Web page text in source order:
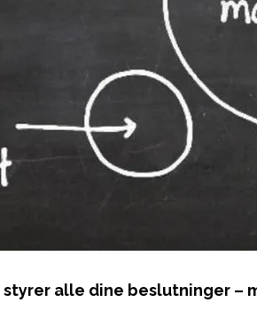
alle dine beslutninger –